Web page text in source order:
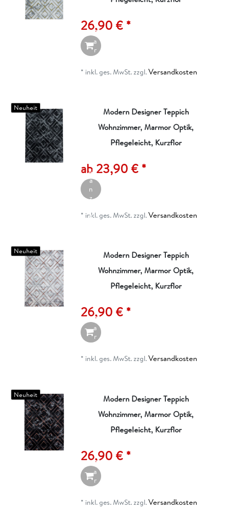
26,90 € *
n
W
a
r
e
n
k
* inkl. ges. MwSt.zzgl.Versandkosten
Neuheit
Modern Designer Teppich
Wohnzimmer, Marmor Optik,
Pflegeleicht, Kurzflor
ab 23,90 € *
ik
el
a
n
z
g
* inkl. ges. MwSt.zzgl.Versandkosten
Neuheit
Modern Designer Teppich
Wohnzimmer, Marmor Optik,
Pflegeleicht, Kurzflor
26,90 € *
n
W
a
r
e
n
k
* inkl. ges. MwSt.zzgl.Versandkosten
Neuheit
Modern Designer Teppich
Wohnzimmer, Marmor Optik,
Pflegeleicht, Kurzflor
26,90 € *
n
W
a
r
e
n
k
* inkl. ges. MwSt.zzgl.Versandkosten